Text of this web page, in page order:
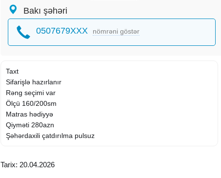
Bakı şəhəri
0507679XXX nömrəni göstər
Taxt
Sifarişlə hazırlanır
Rəng seçimi var
Ölçü 160/200sm
Matras hədiyyə
Qiyməti 280azn
Şəhərdaxili çatdırılma pulsuz
Tarix: 20.04.2026